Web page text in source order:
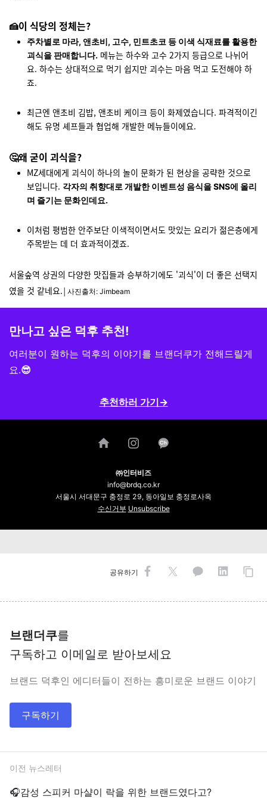
🍰이 식당의 정체는?
주차별로 마라, 앤초비, 고수, 민트초코 등 이색 식재료를 활용한
괴식을 판매합니다. 메뉴는 하수와 고수 2가지 등급으로 나뉘어
요. 하수는 상대적으로 먹기 쉽지만 괴수는 마음 먹고 도전해야 하
죠.
최근엔 앤초비 김밥, 앤초비 케이크 등이 화제였습니다. 파격적이긴
해도 유명 셰프들과 협업해 개발한 메뉴들이에요.
🤔왜 굳이 괴식을?
MZ세대에게 괴식이 하나의 놀이 문화가 된 현상을 공략한 것으로
보입니다. 각자의 취향대로 개발한 이벤트성 음식을 SNS에 올리
며 즐기는 문화인데요.
이처럼 평범한 안주보단 이색적이면서도 맛있는 요리가 젊은층에게
주목받는 데 더 효과적이겠죠.
서울숲역 상권의 다양한 맛집들과 승부하기에도 '괴식'이 더 좋은 선택지
였을 것 같네요. │사진출처: Jimbeam
만나고 싶은 덕후 추천!
여러분이 원하는 덕후의 이야기를 브랜더쿠가 전해드릴게
요.😎
추천하러 가기→
㈜인터비즈
info@brdq.co.kr
서울시 서대문구 충정로 29, 동아일보 충정로사옥
수신거부 Unsubscribe
공유하기
브랜더쿠를
구독하고 이메일로 받아보세요
브랜드 덕후인 에디터들이 전하는 흥미로운 브랜드 이야기
구독하기
이전 뉴스레터
🎧감성 스피커 마샬이 락을 위한 브랜드였다고?